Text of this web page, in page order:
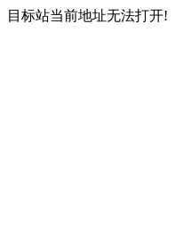
目标站当前地址无法打开!